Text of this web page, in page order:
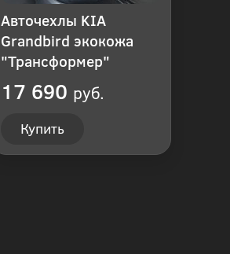
Авточехлы KIA
Grandbird экокожа
"Трансформер"
17 690 руб.
Купить